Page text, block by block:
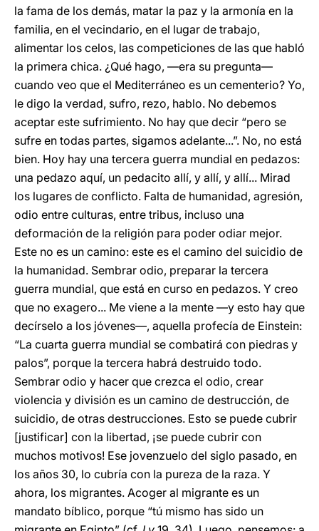
la fama de los demás, matar la paz y la armonía en la
familia, en el vecindario, en el lugar de trabajo,
alimentar los celos, las competiciones de las que habló
la primera chica. ¿Qué hago, —era su pregunta—
cuando veo que el Mediterráneo es un cementerio? Yo,
le digo la verdad, sufro, rezo, hablo. No debemos
aceptar este sufrimiento. No hay que decir “pero se
sufre en todas partes, sigamos adelante...”. No, no está
bien. Hoy hay una tercera guerra mundial en pedazos:
una pedazo aquí, un pedacito allí, y allí, y allí... Mirad
los lugares de conflicto. Falta de humanidad, agresión,
odio entre culturas, entre tribus, incluso una
deformación de la religión para poder odiar mejor.
Este no es un camino: este es el camino del suicidio de
la humanidad. Sembrar odio, preparar la tercera
guerra mundial, que está en curso en pedazos. Y creo
que no exagero... Me viene a la mente —y esto hay que
decírselo a los jóvenes—, aquella profecía de Einstein:
“La cuarta guerra mundial se combatirá con piedras y
palos”, porque la tercera habrá destruido todo.
Sembrar odio y hacer que crezca el odio, crear
violencia y división es un camino de destrucción, de
suicidio, de otras destrucciones. Esto se puede cubrir
[justificar] con la libertad, ¡se puede cubrir con
muchos motivos! Ese jovenzuelo del siglo pasado, en
los años 30, lo cubría con la pureza de la raza. Y
ahora, los migrantes. Acoger al migrante es un
mandato bíblico, porque “tú mismo has sido un